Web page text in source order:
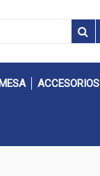
MESA ACCESORIOS